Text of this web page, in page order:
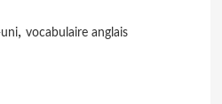
, vocabulaire anglais